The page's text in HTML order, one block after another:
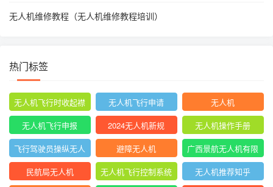
无人机维修教程（无人机维修教程培训）
热门标签
无人机飞行时收起襟
翼
无人机飞行申请
无人机
无人机飞行申报
2024无人机新规
无人机操作手册
飞行驾驶员操纵无人
机坡度转弯时
避障无人机
广西景航无人机有限
公司官网首页
民航局无人机
无人机飞行控制系统
无人机推荐知乎